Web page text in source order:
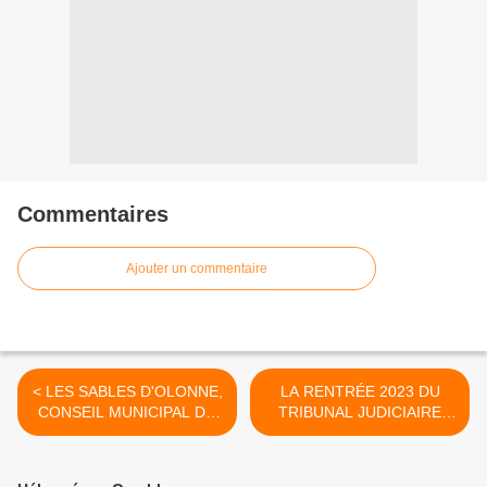
Commentaires
Ajouter un commentaire
< LES SABLES D'OLONNE,
CONSEIL MUNICIPAL DU
LUNDI 30 JANVIER 2023
LA RENTRÉE 2023 DU
TRIBUNAL JUDICIAIRE
DES SABLES D’OLONNE >